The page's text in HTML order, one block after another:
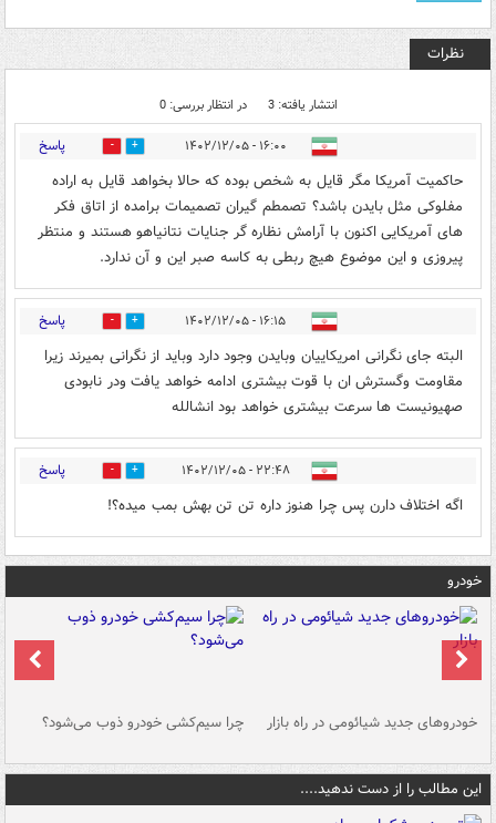
نظرات
انتشار یافته: 3 در انتظار بررسی: 0
۱۶:۰۰ - ۱۴۰۲/۱۲/۰۵ 1 پاسخ
حاکمیت آمریکا مگر قایل به شخص بوده که حالا بخواهد قایل به اراده
مفلوکی مثل بایدن باشد؟ تصمطم گیران تصمیمات برامده از اتاق فکر
های آمریکایی اکنون با آرامش نظاره گر جنایات نتانیاهو هستند و منتظر
پیروزی و این موضوع هیچ ربطی به کاسه صبر این و آن ندارد.
۱۶:۱۵ - ۱۴۰۲/۱۲/۰۵ 1 پاسخ
البته جای نگرانی امریکاییان وبایدن وجود دارد وباید از نگرانی بمیرند زیرا
مقاومت وگسترش ان با قوت بیشتری ادامه خواهد یافت ودر نابودی
صهیونیست ها سرعت بیشتری خواهد بود انشالله
۲۲:۴۸ - ۱۴۰۲/۱۲/۰۵ 0 پاسخ
اگه اختلاف دارن پس چرا هنوز داره تن تن بهش بمب میده؟!
خودرو
خودروهای جدید شیائومی در راه بازار چرا سیم‌کشی خودرو ذوب می‌شود؟
این مطالب را از دست ندهید....